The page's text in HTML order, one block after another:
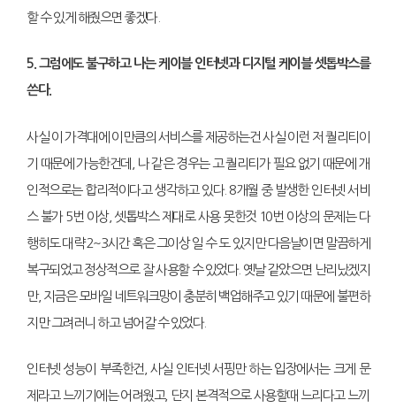
할 수 있게 해줬으면 좋겠다.
5. 그럼에도 불구하고 나는 케이블 인터넷과 디지털 케이블 셋톱박스를
쓴다.
사실 이 가격대에 이만큼의 서비스를 제공하는건 사실 이런 저 퀄리티이
기 때문에 가능한건데, 나 같은 경우는 고 퀄리티가 필요 없기 때문에 개
인적으로는 합리적이다고 생각하고 있다. 8개월 중 발생한 인터넷 서비
스 불가 5번 이상, 셋톱박스 제대로 사용 못한것 10번 이상의 문제는 다
행히도 대략 2~3시간 혹은 그이상 일 수 도 있지만 다음날이면 말끔하게
복구되었고 정상적으로 잘 사용할 수 있었다. 옛날 같았으면 난리났겠지
만, 지금은 모바일 네트워크망이 충분히 백업해주고 있기 때문에 불편하
지만 그려러니 하고 넘어갈 수 있었다.
인터넷 성능이 부족한건, 사실 인터넷 서핑만 하는 입장에서는 크게 문
제라고 느끼기에는 어려웠고, 단지 본격적으로 사용할때 느리다고 느끼